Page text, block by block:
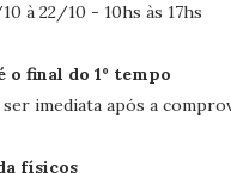
à 22/10 - 10hs às 17hs
final do 1º tempo
imediata após a
físicos